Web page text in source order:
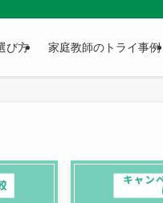
び方 家庭教師のトライ事例